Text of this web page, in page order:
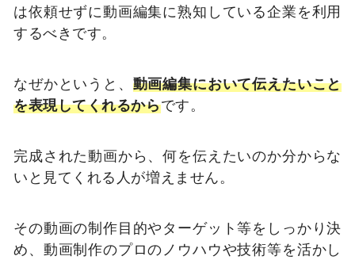
は依頼せずに動画編集に熟知している企業を利用
するべきです。
なぜかというと、 動画編集において伝えたいこと
を表現してくれるからです。
完成された動画から、何を伝えたいのか分からな
いと見てくれる人が増えません。
その動画の制作目的やターゲット等をしっかり決
め、動画制作のプロのノウハウや技術等を活かし